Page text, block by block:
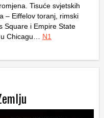
Tisuće svjetskih
– Eiffelov toranj, rimski
Square i Empire State
Chicagu… N1